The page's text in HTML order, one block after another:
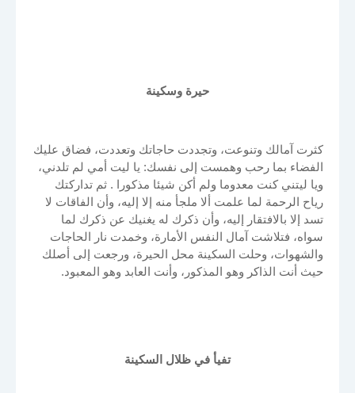
حيرة وسكينة
كثرت آمالك وتنوعت، وتجددت حاجاتك وتعددت، فضاق عليك
الفضاء بما رحب وهمست إلى نفسك: يا ليت أمي لم تلدني،
ويا ليتني كنت معدوما ولم أكن شيئا مذكورا . ثم تداركتك
رياح الرحمة لما علمت ألا ملجأ منه إلا إليه، وأن الفاقات لا
تسد إلا بالافتقار إليه، وأن ذكرك له يغنيك عن ذكرك لما
سواه، فتلاشت آمال النفس الأمارة، وخمدت نار الحاجات
والشهوات، وحلت السكينة محل الحيرة، ورجعت إلى أصلك
حيث أنت الذاكر وهو المذكور، وأنت العابد وهو المعبود.
تفيأ في ظلال السكينة